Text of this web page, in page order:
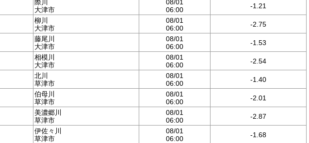
際川
大津市
08/01
06:00
-1.21
柳川
大津市
08/01
06:00
-2.75
藤尾川
大津市
08/01
06:00
-1.53
相模川
大津市
08/01
06:00
-2.54
北川
草津市
08/01
06:00
-1.40
伯母川
草津市
08/01
06:00
-2.01
美濃郷川
草津市
08/01
06:00
-2.87
伊佐々川
草津市
08/01
06:00
-1.68